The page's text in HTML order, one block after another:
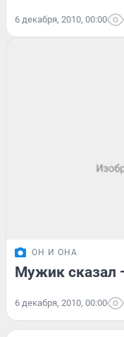
6 декабря, 2010, 00:00
ОН И ОНА
Мужик сказал
6 декабря, 2010, 00:00